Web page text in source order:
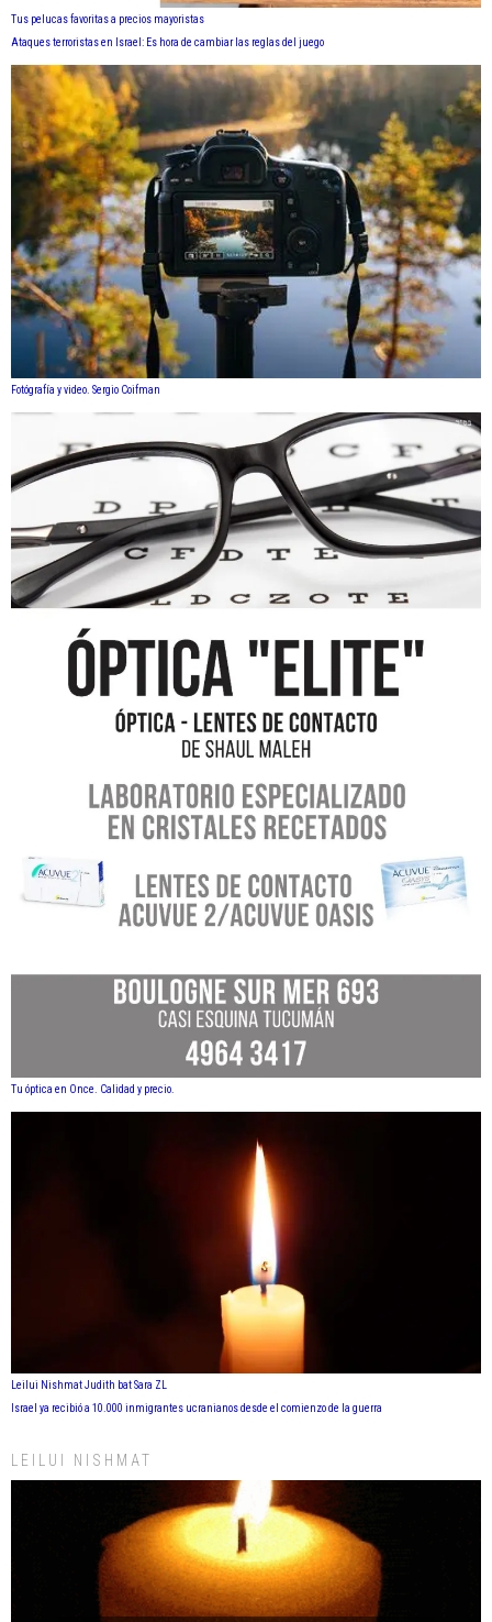
Tus pelucas favoritas a precios mayoristas
Ataques terroristas en Israel: Es hora de cambiar las reglas del juego
Fotógrafía y video. Sergio Coifman
Tu óptica en Once. Calidad y precio.
Leilui Nishmat Judith bat Sara ZL
Israel ya recibió a 10.000 inmigrantes ucranianos desde el comienzo de la guerra
LEILUI NISHMAT